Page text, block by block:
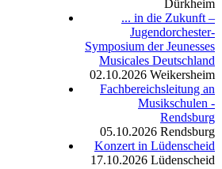
Dürkheim
... in die Zukunft –
Jugendorchester-
Symposium der Jeunesses
Musicales Deutschland
02.10.2026 Weikersheim
Fachbereichsleitung an
Musikschulen -
Rendsburg
05.10.2026 Rendsburg
Konzert in Lüdenscheid
17.10.2026 Lüdenscheid